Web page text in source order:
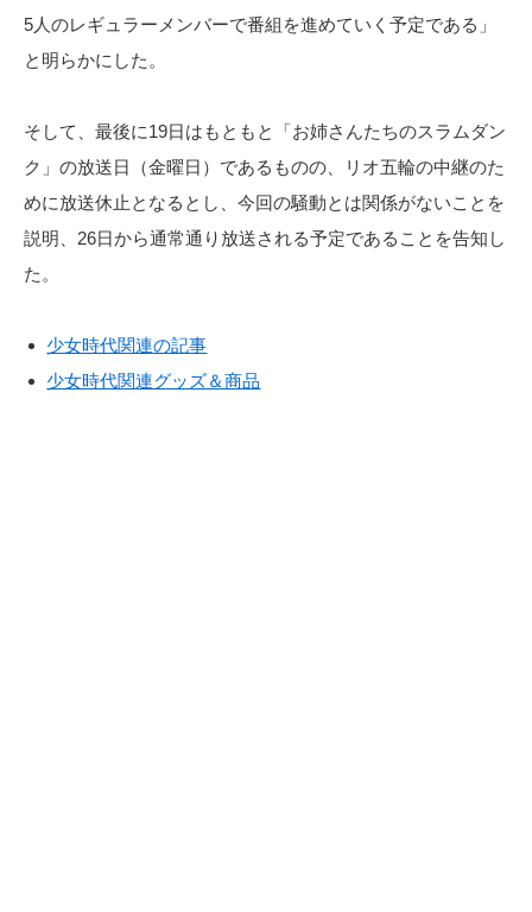
5人のレギュラーメンバーで番組を進めていく予定である」
と明らかにした。
そして、最後に19日はもともと「お姉さんたちのスラムダン
ク」の放送日（金曜日）であるものの、リオ五輪の中継のた
めに放送休止となるとし、今回の騒動とは関係がないことを
説明、26日から通常通り放送される予定であることを告知し
た。
少女時代関連の記事
少女時代関連グッズ＆商品